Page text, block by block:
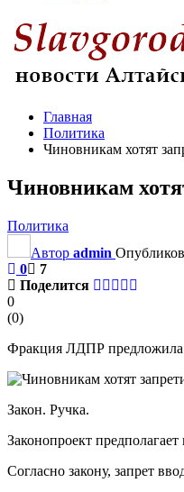
Главная
Политика
Чиновникам хотят
Чиновникам
Политика
Автор admin
0
7
Поделится
0
(0)
Фракция ЛДПР предложила
Закон. Ручка.
Законопроект
Согласно закону, запрет